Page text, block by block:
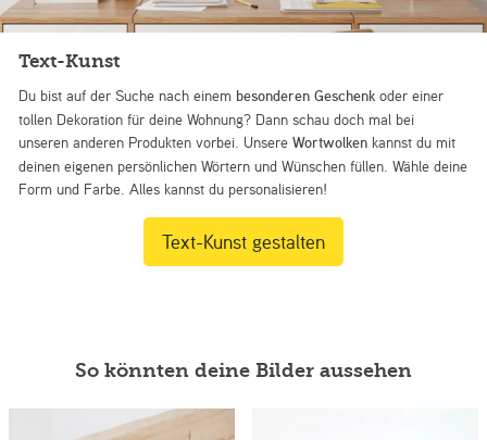
Text-Kunst
Du bist auf der Suche nach einem besonderen Geschenk oder einer
tollen Dekoration für deine Wohnung? Dann schau doch mal bei
unseren anderen Produkten vorbei. UnsereWortwolken kannst du mit
deinen eigenen persönlichen Wörtern und Wünschen füllen. Wähle deine
Form und Farbe. Alles kannst du personalisieren!
Text-Kunst gestalten
So könnten deine Bilder aussehen